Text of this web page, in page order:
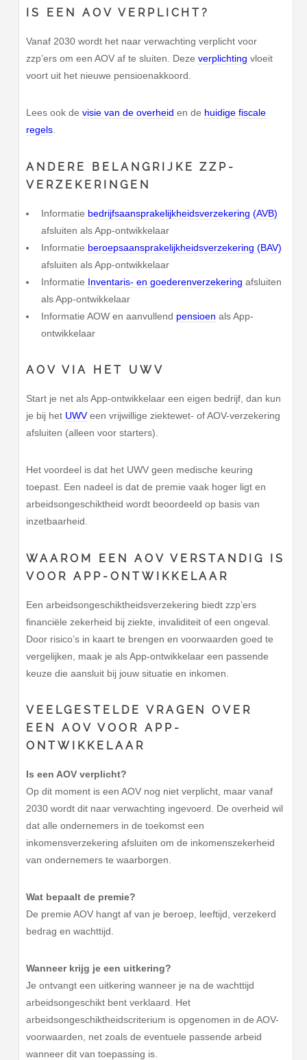
IS EEN AOV VERPLICHT?
Vanaf 2030 wordt het naar verwachting verplicht voor
zzp’ers om een AOV af te sluiten. Dezeverplichting vloeit
voort uit het nieuwe pensioenakkoord.
Lees ook devisie van de overheid en de huidige fiscale
regels
ANDERE BELANGRIJKE ZZP-
VERZEKERINGEN
Informatie bedrijfsaansprakelijkheidsverzekering (AVB)
afsluiten als App-ontwikkelaar
Informatie beroepsaansprakelijkheidsverzekering (BAV)
afsluiten als App-ontwikkelaar
Informatie Inventaris- en goederenverzekering afsluiten
als App-ontwikkelaar
Informatie AOW en aanvullend pensioen als App-
ontwikkelaar
AOV VIA HET UWV
Start je net als App-ontwikkelaar een eigen bedrijf, dan kun
je bij het UWVeen vrijwillige ziektewet- of AOV-verzekering
afsluiten (alleen voor starters).
Het voordeel is dat het UWV geen medische keuring
toepast. Een nadeel is dat de premie vaak hoger ligt en
arbeidsongeschiktheid wordt beoordeeld op basis van
inzetbaarheid.
WAAROM EEN AOV VERSTANDIG IS
VOOR APP-ONTWIKKELAAR
Een arbeidsongeschiktheidsverzekering biedt zzp’ers
financiële zekerheid bij ziekte, invaliditeit of een ongeval.
Door risico’s in kaart te brengen en voorwaarden goed te
vergelijken, maak je als App-ontwikkelaar een passende
keuze die aansluit bij jouw situatie en inkomen.
VEELGESTELDE VRAGEN OVER
EEN AOV VOOR APP-
ONTWIKKELAAR
Is een AOV verplicht?
Op dit moment is een AOV nog niet verplicht, maar vanaf
2030 wordt dit naar verwachting ingevoerd. De overheid wil
dat alle ondernemers in de toekomst een
inkomensverzekering afsluiten om de inkomenszekerheid
van ondernemers te waarborgen.
Wat bepaalt de premie?
De premie AOV hangt af van je beroep, leeftijd, verzekerd
bedrag en wachttijd.
Wanneer krijg je een uitkering?
Je ontvangt een uitkering wanneer je na de wachttijd
arbeidsongeschikt bent verklaard. Het
arbeidsongeschiktheidscriterium is opgenomen in de AOV-
voorwaarden, net zoals de eventuele passende arbeid
wanneer dit van toepassing is.